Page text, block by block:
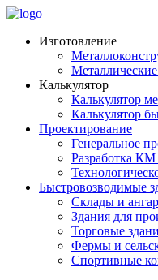
Изготовление
Калькулятор
Калькулятор
Калькулятор
Проектирование
Генеральное
Разработка
Быстровозводимые
Склады и
Здания для
Торговые
Фермы и
Спортивные